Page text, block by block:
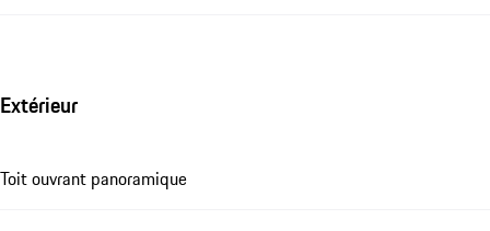
Extérieur
Toit ouvrant panoramique